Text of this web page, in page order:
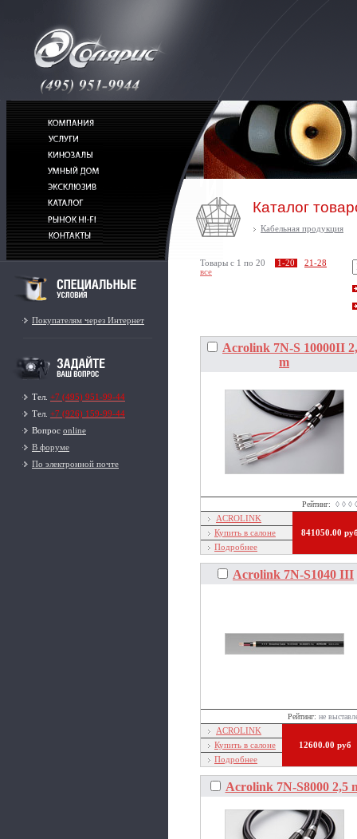
Покупателям через Интернет
Тел. +7 (495) 951-99-44
Тел. +7 (926) 159-99-44
Вопрос online
В форуме
По электронной почте
Каталог
Кабельная продукция
Товары c 1 по 20 1-20
21-28
все
Acrolink 7N-S 10000II
m
Рейтинг:
◊ ◊ ◊
ACROLINK
841050.00
Купить в салоне
Подробнее
Acrolink 7N-S1040 III
Рейтинг: не
ACROLINK
12600.00 руб
Купить в салоне
Подробнее
Acrolink 7N-S8000 2,5